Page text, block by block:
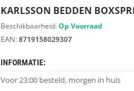
KARLSSON BEDDEN
Beschikbaarheid:Op Voorraad
EAN:8719158029307
INFORMATIE:
Voor 23:00 besteld, morgen in huis